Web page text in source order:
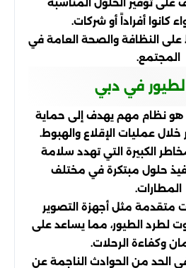
توفير الحلول المناسبة
كانوا أفراداً أو شركات.
النظافة والصحة العامة في
المجتمع.
في دبي
هو نظام مهم يهدف إلى حماية
خلال عمليات الإقلاع والهبوط.
الكبيرة التي تهدد سلامة
تنفيذ حلول مبتكرة في مختلف
المطارات.
متقدمة مثل أجهزة التصوير
لطرد الطيور، مما يساعد على
وكفاءة الرحلات.
الحد من الحوادث الناجمة عن